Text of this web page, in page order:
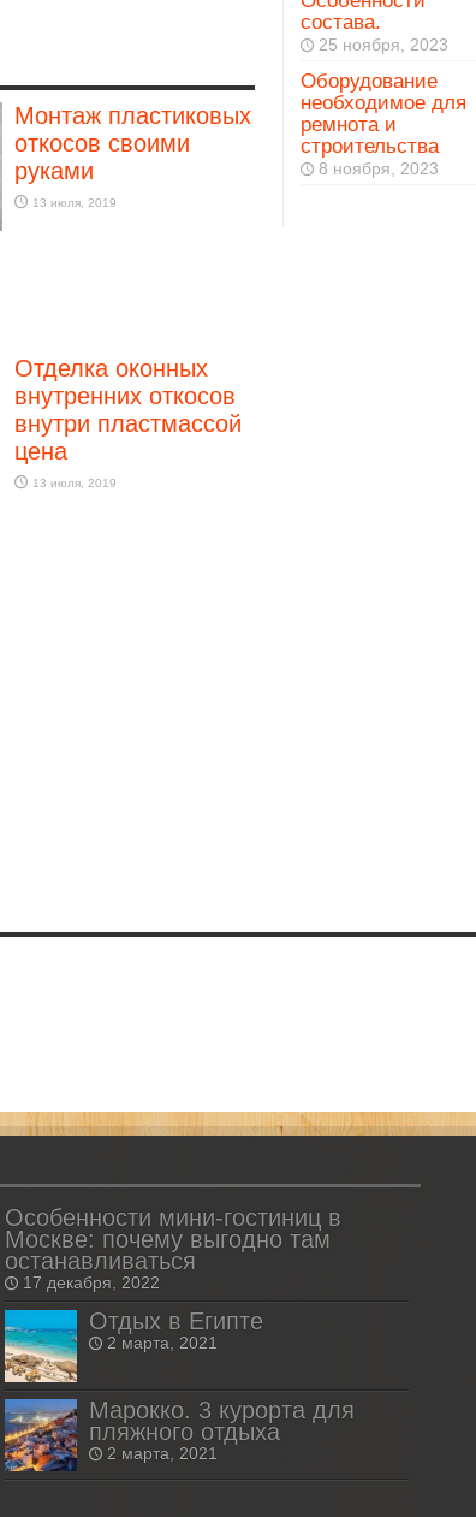
Монтаж пластиковых
откосов своими
руками
13 июля, 2019
Отделка оконных
внутренних откосов
внутри пластмассой
цена
13 июля, 2019
состава.
25 ноября, 2023
Оборудование
необходимое для
ремнота и
строительства
8 ноября, 2023
Особенности мини-гостиниц в
Москве: почему выгодно там
останавливаться
17 декабря, 2022
Отдых в Египте
2 марта, 2021
Марокко. 3 курорта для
пляжного отдыха
2 марта, 2021